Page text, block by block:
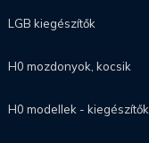
LGB kiegészítők
H0 mozdonyok, kocsik
H0 modellek - kiegészítők